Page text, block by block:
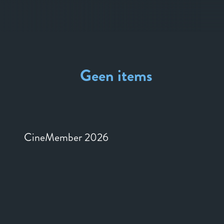
Geen items
CineMember 2026